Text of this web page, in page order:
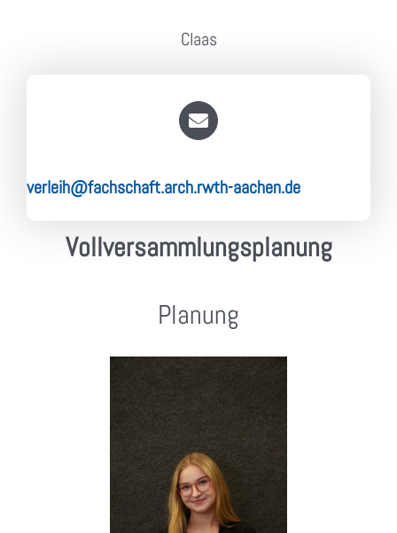
Claas
verleih@fachschaft.arch.rwth-aachen.de
Vollversammlungsplanung
Planung